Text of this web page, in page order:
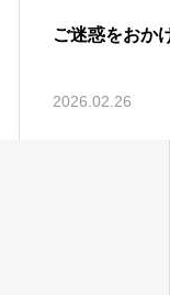
ご迷惑をおか
2026.02.26